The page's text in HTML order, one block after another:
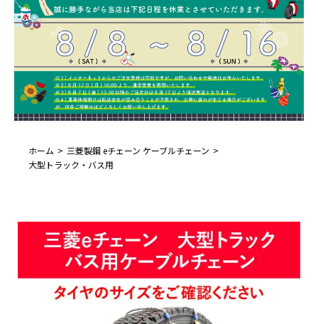
ホーム
三菱製鋼 eチェーン ケーブルチェーン
大型トラック・バス用